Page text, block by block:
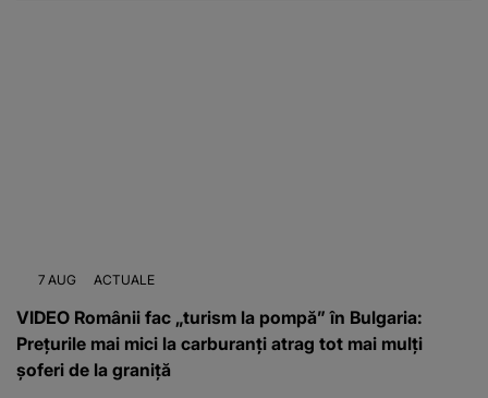
7 AUG ACTUALE
VIDEO Românii fac „turism la pompă” în Bulgaria:
Prețurile mai mici la carburanți atrag tot mai mulți
șoferi de la graniță